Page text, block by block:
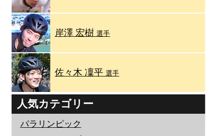
岸澤 宏樹選手
佐々木 凜平選手
人気カテゴリー
パラリンピック